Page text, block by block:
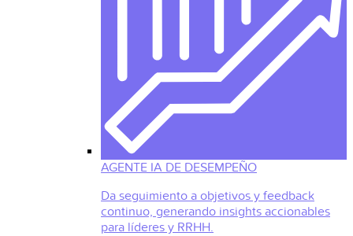
AGENTE IA DE DESEMPEÑO
Da seguimiento a objetivos y feedback
continuo, generando insights accionables
para líderes y RRHH.